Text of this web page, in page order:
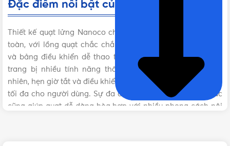
Đặc điểm nổi bật của quạt lửng Nanoco
Thiết kế quạt lửng Nanoco chú trọng vào sự tiện lợi và an
toàn, với lồng quạt chắc chắn, cánh quạt tối ưu luồng gió
và bảng điều khiển dễ thao tác. Các sản phẩm còn được
trang bị nhiều tính năng thông minh như chế độ gió tự
nhiên, hẹn giờ tắt và điều khiển từ xa, mang lại sự thoải mái
tối đa cho người dùng. Sự đa dạng về mẫu mã và màu sắc
cũng giúp quạt dễ dàng hòa hợp với nhiều phong cách nội